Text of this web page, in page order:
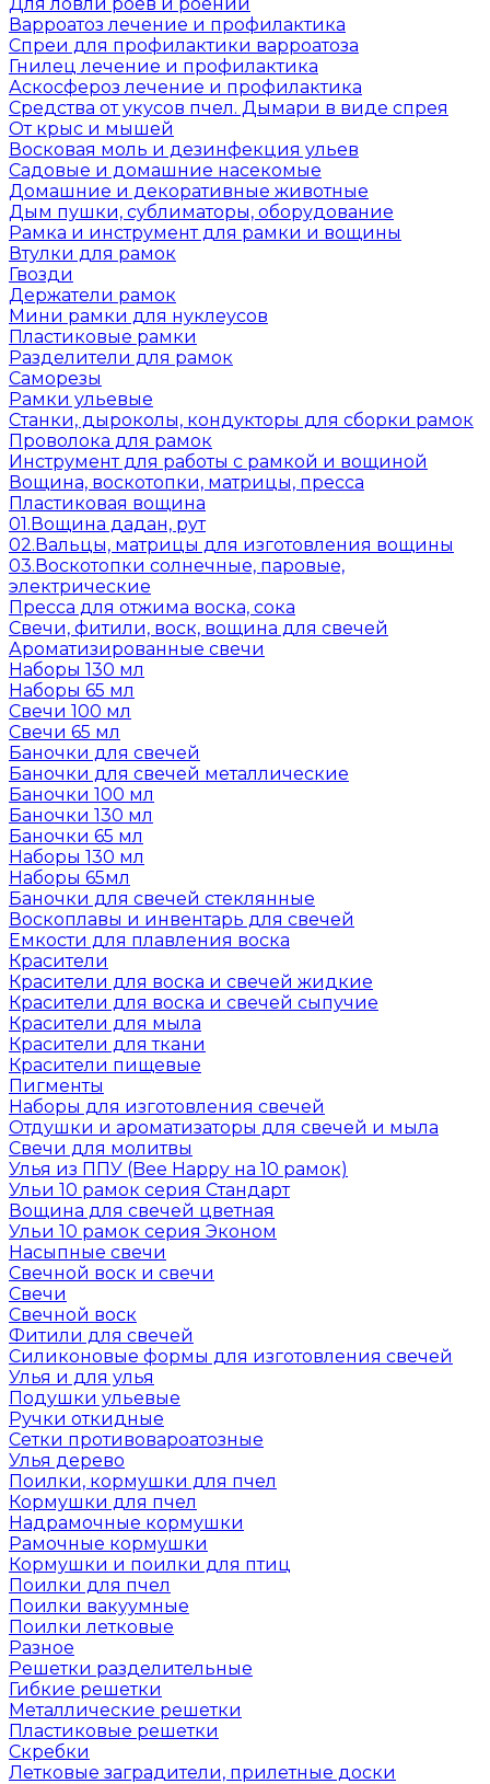
Варроатоз лечение и профилактика
Спреи для профилактики варроатоза
Гнилец лечение и профилактика
Аскосфероз лечение и профилактика
Средства от укусов пчел. Дымари в виде спрея
От крыс и мышей
Восковая моль и дезинфекция ульев
Садовые и домашние насекомые
Домашние и декоративные животные
Дым пушки, сублиматоры, оборудование
Рамка и инструмент для рамки и вощины
Втулки для рамок
Гвозди
Держатели рамок
Мини рамки для нуклеусов
Пластиковые рамки
Разделители для рамок
Саморезы
Рамки ульевые
Станки, дыроколы, кондукторы для сборки рамок
Проволока для рамок
Инструмент для работы с рамкой и вощиной
Вощина, воскотопки, матрицы, пресса
Пластиковая вощина
01.Вощина дадан, рут
02.Вальцы, матрицы для изготовления вощины
03.Воскотопки солнечные, паровые,
электрические
Пресса для отжима воска, сока
Свечи, фитили, воск, вощина для свечей
Ароматизированные свечи
Наборы 130 мл
Наборы 65 мл
Свечи 100 мл
Свечи 65 мл
Баночки для свечей
Баночки для свечей металлические
Баночки 100 мл
Баночки 130 мл
Баночки 65 мл
Наборы 130 мл
Наборы 65мл
Баночки для свечей стеклянные
Воскоплавы и инвентарь для свечей
Емкости для плавления воска
Красители
Красители для воска и свечей жидкие
Красители для воска и свечей сыпучие
Красители для мыла
Красители для ткани
Красители пищевые
Пигменты
Наборы для изготовления свечей
Отдушки и ароматизаторы для свечей и мыла
Свечи для молитвы
Улья из ППУ (Bee Happy на 10 рамок)
Ульи 10 рамок серия Стандарт
Вощина для свечей цветная
Ульи 10 рамок серия Эконом
Насыпные свечи
Свечной воск и свечи
Свечи
Свечной воск
Фитили для свечей
Силиконовые формы для изготовления свечей
Улья и для улья
Подушки ульевые
Ручки откидные
Сетки противовароатозные
Улья дерево
Поилки, кормушки для пчел
Кормушки для пчел
Надрамочные кормушки
Рамочные кормушки
Кормушки и поилки для птиц
Поилки для пчел
Поилки вакуумные
Поилки летковые
Разное
Решетки разделительные
Гибкие решетки
Металлические решетки
Пластиковые решетки
Скребки
Летковые заградители, прилетные доски